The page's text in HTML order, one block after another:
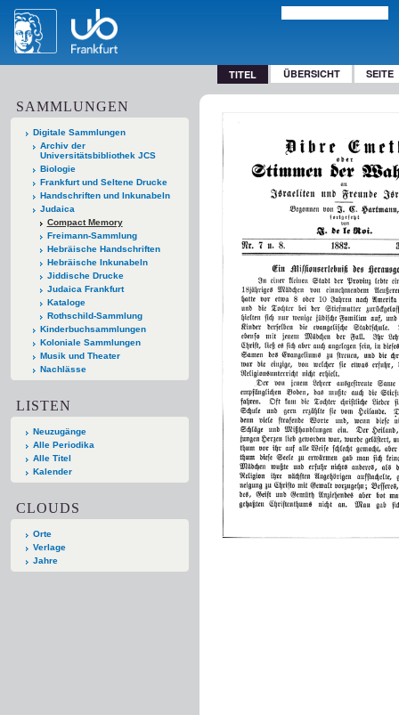
TITEL ÜBERSICHT SEITE
SAMMLUNGEN
Digitale Sammlungen
Archiv der
Universitätsbibliothek JCS
Biologie
Frankfurt und Seltene Drucke
Handschriften und Inkunabeln
Judaica
Compact Memory
Freimann-Sammlung
Hebräische Handschriften
Hebräische Inkunabeln
Jiddische Drucke
Judaica Frankfurt
Kataloge
Rothschild-Sammlung
Kinderbuchsammlungen
Koloniale Sammlungen
Musik und Theater
Nachlässe
LISTEN
Neuzugänge
Alle Periodika
Alle Titel
Kalender
CLOUDS
Orte
Verlage
Jahre